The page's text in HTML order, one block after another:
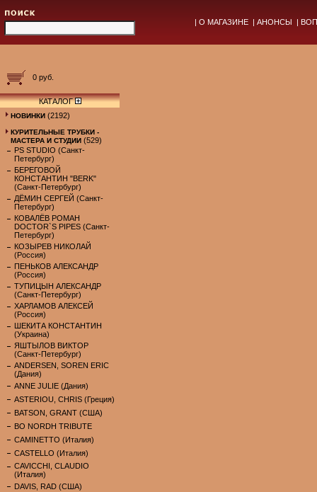
| О МАГАЗИНЕ | АНОНСЫ |
0 руб.
КАТАЛОГ
НОВИНКИ (2192)
КУРИТЕЛЬНЫЕ ТРУБКИ -
МАСТЕРА И СТУДИИ (529)
PS STUDIO (Санкт-
Петербург)
БЕРЕГОВОЙ
КОНСТАНТИН "BERK"
(Санкт-Петербург)
ДЁМИН СЕРГЕЙ (Санкт-
Петербург)
КОВАЛЁВ РОМАН
DOCTOR`S PIPES (Санкт-
Петербург)
КОЗЫРЕВ НИКОЛАЙ
(Россия)
ПЕНЬКОВ АЛЕКСАНДР
(Россия)
ТУПИЦЫН АЛЕКСАНДР
(Санкт-Петербург)
ХАРЛАМОВ АЛЕКСЕЙ
(Россия)
ШЕКИТА КОНСТАНТИН
(Украина)
ЯШТЫЛОВ ВИКТОР
(Санкт-Петербург)
ANDERSEN, SOREN ERIC
(Дания)
ANNE JULIE (Дания)
ASTERIOU, CHRIS (Греция)
BATSON, GRANT (США)
BO NORDH TRIBUTE
CAMINETTO (Италия)
CASTELLO (Италия)
CAVICCHI, CLAUDIO
(Италия)
DAVIS, RAD (США)